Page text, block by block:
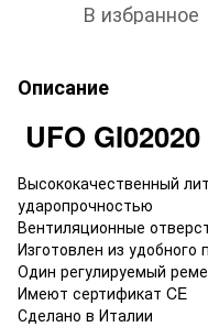
В избранное
Описание
UFO
Высококачественный
ударопрочностью
Вентиляционные
Изготовлен из удобного
Один регулируемый
Имеют сертификат CE
Сделано в Италии